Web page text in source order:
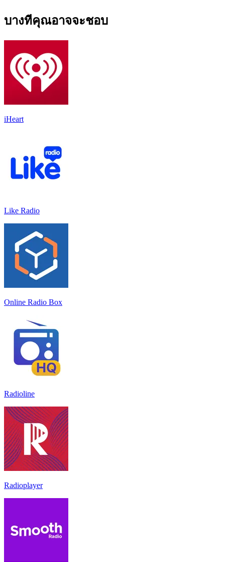
บางทีคุณอาจจะชอบ
iHeart
Like Radio
Online Radio Box
Radioline
Radioplayer